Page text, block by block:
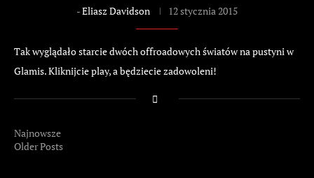
-Eliasz Davidson 12 stycznia 2015
Tak wyglądało starcie dwóch offroadowych światów na pustyni w
Glamis. Kliknijcie play, a będziecie zadowoleni!
Najnowsze
Older Posts